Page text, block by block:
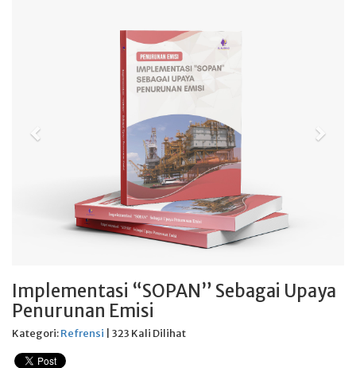
Implementasi “SOPAN” Sebagai Upaya
Penurunan Emisi
Kategori:Refrensi | 323 Kali Dilihat